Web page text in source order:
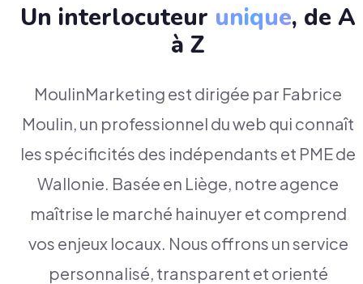
Un interlocuteur unique, de A
à Z
MoulinMarketing est dirigée par Fabrice
Moulin, un professionnel du web qui connaît
les spécificités des indépendants et PME de
Wallonie. Basée en Liège, notre agence
maîtrise le marché hainuyer et comprend
vos enjeux locaux. Nous offrons un service
personnalisé, transparent et orienté